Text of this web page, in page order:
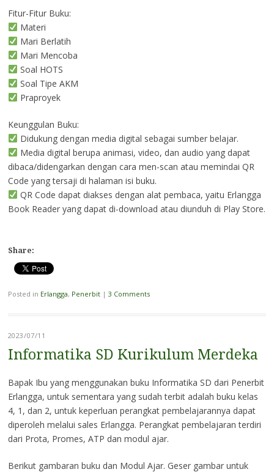
Fitur-Fitur Buku:
Materi
Mari Berlatih
Mari Mencoba
Soal HOTS
Soal Tipe AKM
Praproyek
Keunggulan Buku:
Didukung dengan media digital sebagai sumber belajar.
Media digital berupa animasi, video, dan audio yang dapat
dibaca/didengarkan dengan cara men-scan atau memindai QR
Code yang tersaji di halaman isi buku.
QR Code dapat diakses dengan alat pembaca, yaitu Erlangga
Book Reader yang dapat di-download atau diunduh di Play Store.
Share:
Posted in Erlangga, Penerbit | 3 Comments
2023/07/11
Informatika SD Kurikulum Merdeka
Bapak Ibu yang menggunakan buku Informatika SD dari Penerbit
Erlangga, untuk sementara yang sudah terbit adalah buku kelas
4, 1, dan 2, untuk keperluan perangkat pembelajarannya dapat
diperoleh melalui sales Erlangga. Perangkat pembelajaran terdiri
dari Prota, Promes, ATP dan modul ajar.
Berikut gambaran buku dan Modul Ajar. Geser gambar untuk